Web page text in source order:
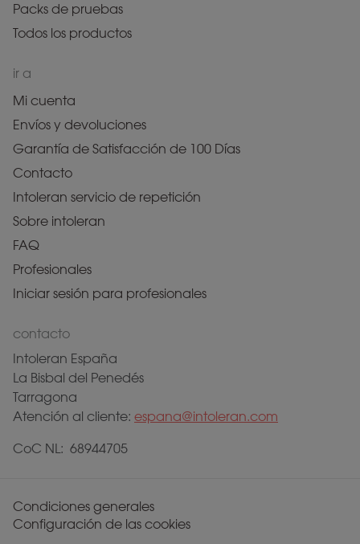
Packs de pruebas
Todos los productos
ir a
Mi cuenta
Envíos y devoluciones
Garantía de Satisfacción de 100 Días
Contacto
Intoleran servicio de repetición
Sobre intoleran
FAQ
Profesionales
Iniciar sesión para profesionales
contacto
Intoleran España
La Bisbal del Penedés
Tarragona
Atención al cliente: espana@intoleran.com
CoC NL: 68944705
Condiciones generales
Configuración de las cookies